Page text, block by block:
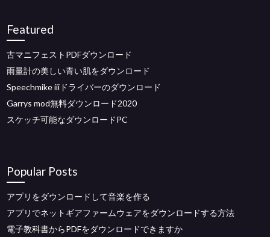
Featured
古マニフェストPDFダウンロード
雨量計の美しい青い肌をダウンロード
Speechmike iiiドライバーのダウンロード
Garrys mod無料ダウンロード2020
スケッチ可能なダウンロードPC
Popular Posts
アプリをダウンロードして音楽を作る
アプリでネットギアファームウェアをダウンロードする方法
電子教科書からPDFをダウンロードできますか